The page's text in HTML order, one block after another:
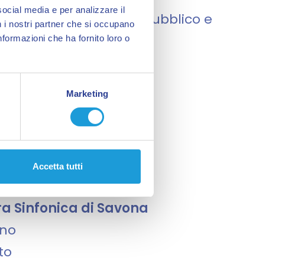
media e per analizzare il
nostri partner che si occupano
che ha fornito loro o
Marketing
Accetta tutti
Britten (Recita per pubblico e
Sinfonica
Go!
-
Sinfonica di Savona